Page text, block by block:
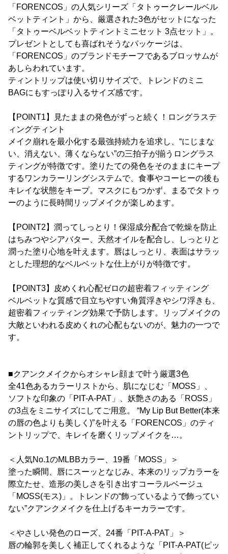
「FORENCOS」の人気シリーズ「タトゥークレールベル
ベットティント」から、厳選された3色がセットになった
「タトゥーベルベットティントミニセット 3点セット」。
プレゼントとしても喜ばれそうなパッケージは、
「FORENCOS」のブランドモチーフであるブロッサムが
あしらわれています。
ティントリップは使い切りサイズで、トレンドのミニ
BAGにもすっぽり入るサイズ感です。
【POINT1】見たままの発色がずっと続く！ロングラステ
ィングティント
メイク崩れを最小化する最強持続力を追求し、“にじまな
い、消えない、薄くならない”の三拍子が揃うロングラス
ティングが特徴です。塗りたての発色をそのままにキープ
するワンカラーリングシステムで、食事やコーヒーの後も
キレイな状態をキープ。マスクにもつかず、まるでタトゥ
ーのように長時間リップメイクが楽しめます。
【POINT2】潤ってしっとり！保湿成分配合で乾燥を防止
はちみつやシアバター、天然オイルを配合し、しっとりと
潤った塗り心地を叶えます。唇はしっとり、表面はサラッ
とした理想的なベルベットな仕上がりが特徴です。
【POINT3】皮めくれ心配ゼロの超密着フィッティング
ベルベットな質感で目立ちやすい角質浮きやシワ浮きも、
超密着フィッティング効果で予防します。リップメイクの
大敵といわれる皮めくれの心配もないのが、魅力の一つで
す。
■クアンクメイクからオシャレ顔まで叶う厳選3色
全41色あるカラーリストから、肌になじむ「MOSS」、
ソフトな印象の「PIT-A-PAT」、妖艶さのある「ROSS」
の3点をミニサイズにしてご用意。 “My Lip But Better(本来
の唇の色よりも美しく)”を叶える「FORENCOS」のティ
ントリップで、キレイを磨くリップメイクを…。
＜人気No.1のMLBBカラー、19番「MOSS」＞
塗った瞬間、唇にスーッとなじみ、本来のリップカラーを
際立たせ、造形の美しさを引き出すコーラルベージュ
「MOSS(モス)」。トレンドの“飾っているようで飾ってい
ない”クアンクメイクを仕上げるキーカラーです。
＜やさしい発色のローズ、24番「PIT-A-PAT」＞
唇の輪郭を美しく補正してくれるような「PIT-A-PAT(ピッ